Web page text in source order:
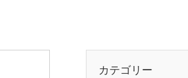
カテゴリー